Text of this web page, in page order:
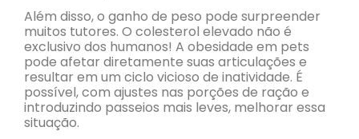
Além disso, o ganho de peso pode surpreender
muitos tutores. O colesterol elevado não é
exclusivo dos humanos! A obesidade em pets
pode afetar diretamente suas articulações e
resultar em um ciclo vicioso de inatividade. É
possível, com ajustes nas porções de ração e
introduzindo passeios mais leves, melhorar essa
situação.